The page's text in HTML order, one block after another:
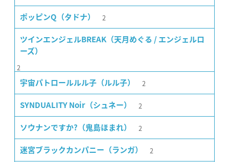
ポッピンQ（タドナ） 2
ツインエンジェルBREAK（天月めぐる / エンジェルロ
ーズ）
2
宇宙パトロールルル子（ルル子） 2
SYNDUALITY Noir（シュネー） 2
ソウナンですか?（鬼島ほまれ） 2
迷宮ブラックカンパニー（ランガ） 2